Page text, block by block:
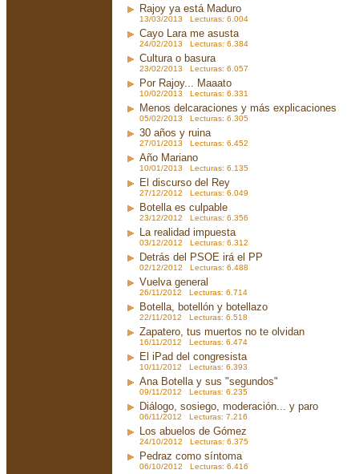
Rajoy ya está Maduro
13/03/2013 Lecturas: 6.004
Cayo Lara me asusta
24/02/2013 Lecturas: 6.384
Cultura o basura
23/02/2013 Lecturas: 6.057
Por Rajoy... Maaato
10/02/2013 Lecturas: 6.331
Menos delcaraciones y más explicaciones
05/02/2013 Lecturas: 6.305
30 años y ruina
27/01/2013 Lecturas: 6.452
Año Mariano
10/01/2013 Lecturas: 6.135
El discurso del Rey
27/12/2012 Lecturas: 6.049
Botella es culpable
23/12/2012 Lecturas: 6.356
La realidad impuesta
03/12/2012 Lecturas: 6.312
Detrás del PSOE irá el PP
02/12/2012 Lecturas: 6.488
Vuelva general
26/11/2012 Lecturas: 6.714
Botella, botellón y botellazo
22/11/2012 Lecturas: 6.518
Zapatero, tus muertos no te olvidan
16/11/2012 Lecturas: 6.474
El iPad del congresista
10/11/2012 Lecturas: 6.393
Ana Botella y sus "segundos"
09/11/2012 Lecturas: 6.235
Diálogo, sosiego, moderación... y paro
06/11/2012 Lecturas: 7.216
Los abuelos de Gómez
24/10/2012 Lecturas: 6.375
Pedraz como síntoma
06/10/2012 Lecturas: 6.416